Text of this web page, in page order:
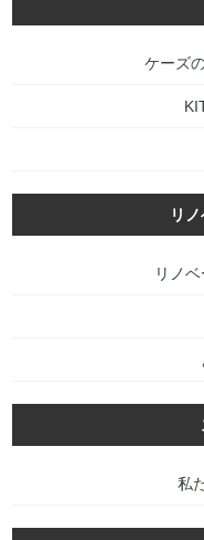
ケーズ
リ
リノ
私